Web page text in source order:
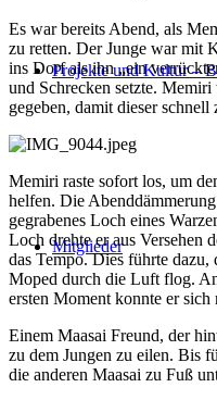
Projekte und Kultur –
Mitglieder
Es war bereits Abend, als
zu retten. Der Junge war mit
ins Dorf als ihn „ein
und Schrecken setzte.
gegeben, damit dieser
Memiri raste sofort los, um
helfen. Die
gegrabenes Loch eines
Loch drehte er aus Versehen
das Tempo. Dies führte
Moped durch die Luft flog.
ersten Moment konnte er sich
Einem Maasai Freund, der
zu dem Jungen zu eilen. Bis
die anderen Maasai zu Fuß